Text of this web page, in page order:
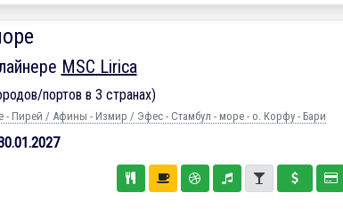
MSC Lirica
портов в 3 странах)
- Пирей / Афины - Измир / Эфес - Стамбул - море - о. Корфу - Бари